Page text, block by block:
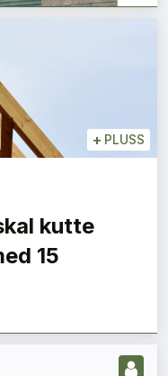
HER
+ PLUSS
kutte
15